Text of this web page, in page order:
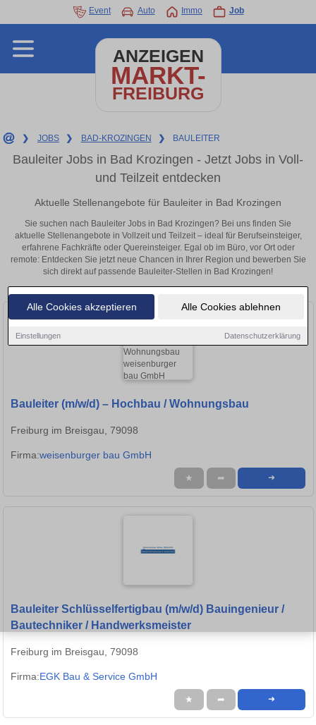
Alle Cookies akzeptieren Alle Cookies ablehnen
Einstellungen Datenschutzerklärung
Event Auto Immo Job
ANZEIGEN
MARKT-
FREIBURG
❯ JOBS ❯ BAD-KROZINGEN ❯ BAULEITER
Bauleiter Jobs in Bad Krozingen - Jetzt Jobs in Voll-
und Teilzeit entdecken
Aktuelle Stellenangebote für Bauleiter in Bad Krozingen
Sie suchen nach Bauleiter Jobs in Bad Krozingen? Bei uns finden Sie
aktuelle Stellenangebote in Vollzeit und Teilzeit – ideal für Berufseinsteiger,
erfahrene Fachkräfte oder Quereinsteiger. Egal ob im Büro, vor Ort oder
remote: Entdecken Sie jetzt neue Chancen in Ihrer Region und bewerben Sie
sich direkt auf passende Bauleiter-Stellen in Bad Krozingen!
Bauleiter (m/w/d) – Hochbau / Wohnungsbau
Freiburg im Breisgau, 79098
Firma:weisenburger bau GmbH
★ ➦ ➜
Bauleiter Schlüsselfertigbau (m/w/d) Bauingenieur /
Bautechniker / Handwerksmeister
Freiburg im Breisgau, 79098
Firma:EGK Bau & Service GmbH
★ ➦ ➜